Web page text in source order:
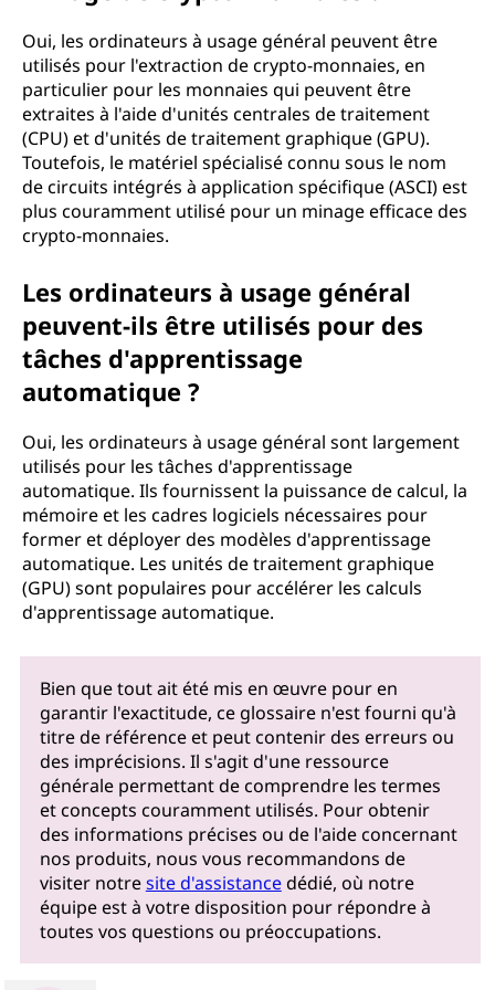
Oui, les ordinateurs à usage général peuvent être
utilisés pour l'extraction de crypto-monnaies, en
particulier pour les monnaies qui peuvent être
extraites à l'aide d'unités centrales de traitement
(CPU) et d'unités de traitement graphique (GPU).
Toutefois, le matériel spécialisé connu sous le nom
de circuits intégrés à application spécifique (ASCI) est
plus couramment utilisé pour un minage efficace des
crypto-monnaies.
Les ordinateurs à usage général
peuvent-ils être utilisés pour des
tâches d'apprentissage
automatique ?
Oui, les ordinateurs à usage général sont largement
utilisés pour les tâches d'apprentissage
automatique. Ils fournissent la puissance de calcul, la
mémoire et les cadres logiciels nécessaires pour
former et déployer des modèles d'apprentissage
automatique. Les unités de traitement graphique
(GPU) sont populaires pour accélérer les calculs
d'apprentissage automatique.
Bien que tout ait été mis en œuvre pour en
garantir l'exactitude, ce glossaire n'est fourni qu'à
titre de référence et peut contenir des erreurs ou
des imprécisions. Il s'agit d'une ressource
générale permettant de comprendre les termes
et concepts couramment utilisés. Pour obtenir
des informations précises ou de l'aide concernant
nos produits, nous vous recommandons de
visiter notresite d'assistancedédié, où notre
équipe est à votre disposition pour répondre à
toutes vos questions ou préoccupations.